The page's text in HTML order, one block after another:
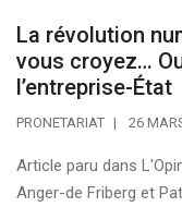
La révolution
vous croyez…
l’entreprise-État
PRONETARIAT 26
Article paru dans
Anger-de Friberg et